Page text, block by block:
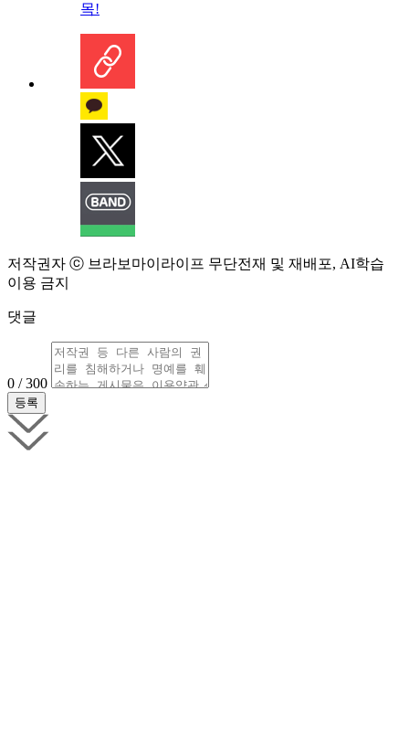
목!
저작권자 ⓒ 브라보마이라이프 무단전재 및 재배포, AI학습
이용 금지
댓글
0 / 300